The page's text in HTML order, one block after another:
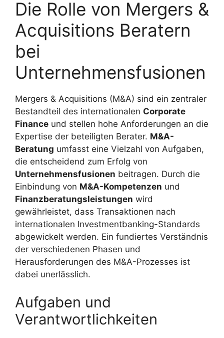
Die Rolle von Mergers &
Acquisitions Beratern
bei
Unternehmensfusionen
Mergers & Acquisitions (M&A) sind ein zentraler
Bestandteil des internationalen Corporate
Finance und stellen hohe Anforderungen an die
Expertise der beteiligten Berater. M&A-
Beratung umfasst eine Vielzahl von Aufgaben,
die entscheidend zum Erfolg von
Unternehmensfusionen beitragen. Durch die
Einbindung von M&A-Kompetenzen und
Finanzberatungsleistungen wird
gewährleistet, dass Transaktionen nach
internationalen Investmentbanking-Standards
abgewickelt werden. Ein fundiertes Verständnis
der verschiedenen Phasen und
Herausforderungen des M&A-Prozesses ist
dabei unerlässlich.
Aufgaben und
Verantwortlichkeiten